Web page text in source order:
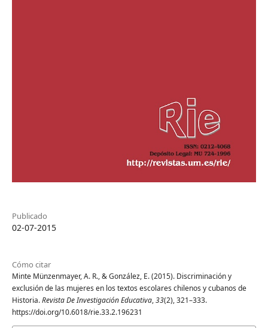
Publicado
02-07-2015
Cómo citar
Minte Münzenmayer, A. R., & González, E. (2015). Discriminación y
exclusión de las mujeres en los textos escolares chilenos y cubanos de
Historia.Revista De Investigación Educativa,33(2), 321–333.
https://doi.org/10.6018/rie.33.2.196231